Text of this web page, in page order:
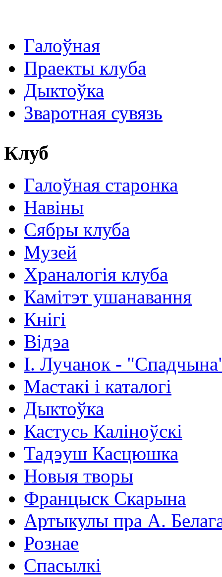
Галоўная
Праекты клуба
Дыктоўка
Зваротная сувязь
Клуб
Галоўная старонка
Навіны
Сябры клуба
Музей
Храналогія клуба
Камітэт ушанавання
Кнігі
Відэа
І. Лучанок -
Мастакі i каталогi
Дыктоўка
Кастусь Каліноўскі
Тадэуш Касцюшка
Новыя творы
Францыск Скарына
Артыкулы пра А.
Рознае
Спасылкі